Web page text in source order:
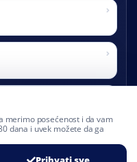
merimo posećenost i da vam
dana i uvek možete da ga